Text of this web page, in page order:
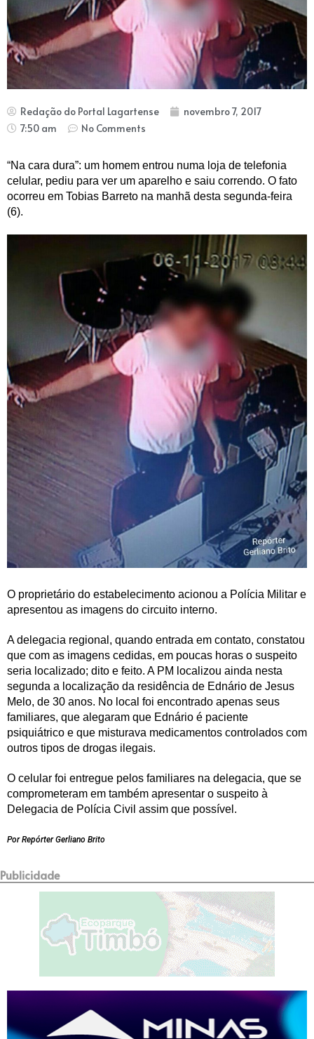
Redação do Portal Lagartense
novembro 7, 2017
7:50 am
No Comments
“Na cara dura”: um homem entrou numa loja de telefonia
celular, pediu para ver um aparelho e saiu correndo. O fato
ocorreu em Tobias Barreto na manhã desta segunda-feira
(6).
O proprietário do estabelecimento acionou a Polícia Militar e
apresentou as imagens do circuito interno.
A delegacia regional, quando entrada em contato, constatou
que com as imagens cedidas, em poucas horas o suspeito
seria localizado; dito e feito. A PM localizou ainda nesta
segunda a localização da residência de Ednário de Jesus
Melo, de 30 anos. No local foi encontrado apenas seus
familiares, que alegaram que Ednário é paciente
psiquiátrico e que misturava medicamentos controlados com
outros tipos de drogas ilegais.
O celular foi entregue pelos familiares na delegacia, que se
comprometeram em também apresentar o suspeito à
Delegacia de Polícia Civil assim que possível.
Por Repórter Gerliano Brito
Publicidade